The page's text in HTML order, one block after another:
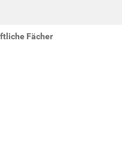
Fächer